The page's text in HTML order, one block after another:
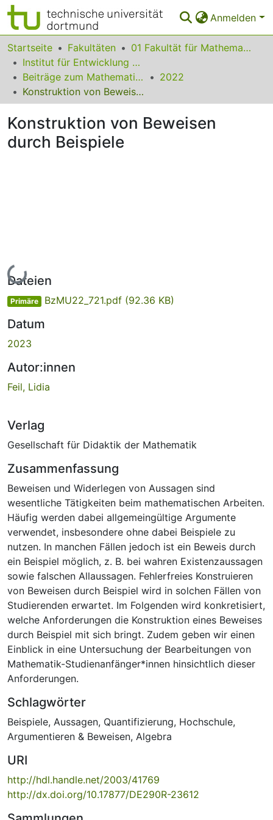
Anmelden
Bereiche & Sammlungen
Das gesamte Repositorium
Statistiken
FAQ
Leitlinien
Startseite Fakultäten
01 Fakultät für Mathematik
Institut für Entwicklung und Erforschung des Mathematikunterrichts
Beiträge zum Mathematikunterricht
2022
Konstruktion von Beweisen durch Beispiele
Konstruktion von Beweisen
durch Beispiele
Lade...
Dateien
Primäre BzMU22_721.pdf (92.36 KB)
Datum
2023
Autor:innen
Feil, Lidia
Verlag
Gesellschaft für Didaktik der Mathematik
Zusammenfassung
Beweisen und Widerlegen von Aussagen sind
wesentliche Tätigkeiten beim mathematischen Arbeiten.
Häufig werden dabei allgemeingültige Argumente
verwendet, insbesondere ohne dabei Beispiele zu
nutzen. In manchen Fällen jedoch ist ein Beweis durch
ein Beispiel möglich, z. B. bei wahren Existenzaussagen
sowie falschen Allaussagen. Fehlerfreies Konstruieren
von Beweisen durch Beispiel wird in solchen Fällen von
Studierenden erwartet. Im Folgenden wird konkretisiert,
welche Anforderungen die Konstruktion eines Beweises
durch Beispiel mit sich bringt. Zudem geben wir einen
Einblick in eine Untersuchung der Bearbeitungen von
Mathematik-Studienanfänger*innen hinsichtlich dieser
Anforderungen.
Schlagwörter
Beispiele, Aussagen, Quantifizierung, Hochschule,
Argumentieren & Beweisen, Algebra
URI
http://hdl.handle.net/2003/41769
http://dx.doi.org/10.17877/DE290R-23612